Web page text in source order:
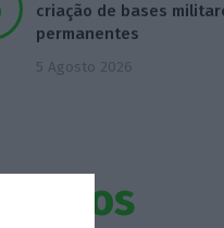
criação de bases
permanentes
5 Agosto 2026
Eventos